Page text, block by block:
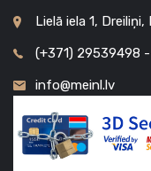
Lielā iela 1, Dreiliņi,
(+371) 29539498 -
info@meinl.lv